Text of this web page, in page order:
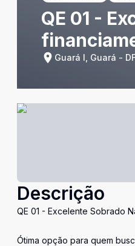
QE 01 -
Guará I, Guará -
Descrição
QE 01 - Excelente Sobrado
Ótima opção para quem